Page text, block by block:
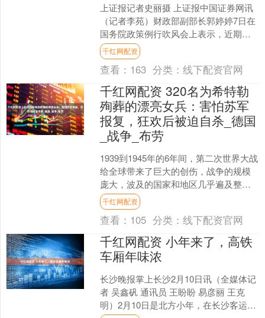
上证报记者史丽摄 上证报中国证券网讯
（记者李苑）财政部副部长郭婷婷7日在
国务院政策例行吹风会上表示，近期，
国家连续推出了包括育儿补贴、免保育
教育费在内的一系列政....
千红网配资
查看： 163 分类：线下配资官网
千红网配资 320名为希特勒
殉葬的漂亮女兵：害怕苏军
报复，狂欢后被迫自杀_德国
_战争_布劳
1939到1945年的6年间，第二次世界大战
给全球带来了巨大的创伤，战争的规模
庞大，波及的国家和地区几乎遍及整个
地球。这场战争是由法西斯主义国家发
动的，德国、意....
千红网配资
查看： 105 分类：线下配资官网
千红网配资 小年来了，高铁
车厢年味浓
长沙晚报掌上长沙2月10日讯（全媒体记
者 吴鑫矾 通讯员 王盼盼 易彦丽 王克
明）2月10日是北方小年，在长沙客运段